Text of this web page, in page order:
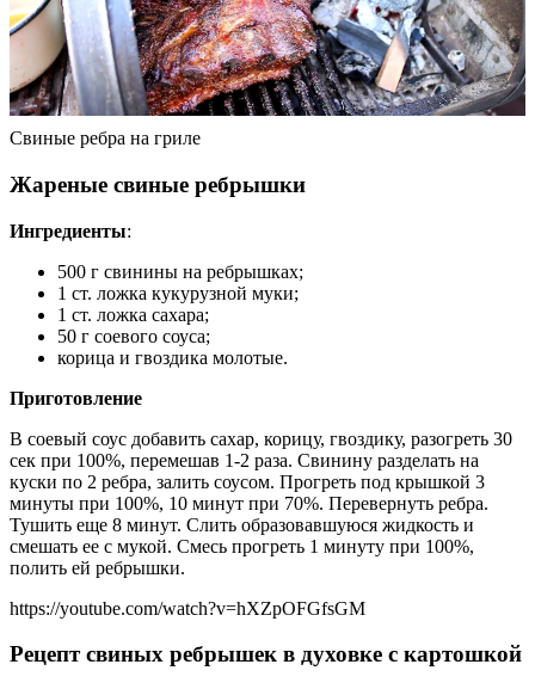
Свиные ребра на гриле
Жареные свиные ребрышки
Ингредиенты:
500 г свинины на ребрышках;
1 ст. ложка кукурузной муки;
1 ст. ложка сахара;
50 г соевого соуса;
корица и гвоздика молотые.
Приготовление
В соевый соус добавить сахар, корицу, гвоздику, разогреть 30
сек при 100%, перемешав 1-2 раза. Свинину разделать на
куски по 2 ребра, залить соусом. Прогреть под крышкой 3
минуты при 100%, 10 минут при 70%. Перевернуть ребра.
Тушить еще 8 минут. Слить образовавшуюся жидкость и
смешать ее с мукой. Смесь прогреть 1 минуту при 100%,
полить ей ребрышки.
https://youtube.com/watch?v=hXZpOFGfsGM
Рецепт свиных ребрышек в духовке с картошкой